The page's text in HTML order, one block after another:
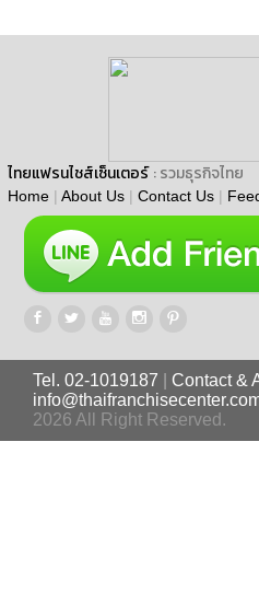
ไทยแฟรนไชส์เซ็นเตอร์ : รวมธุรกิจไทย
Home | About Us | Contact Us |
Tel. 02-1019187
Contact &
2026 All Right Reserved.